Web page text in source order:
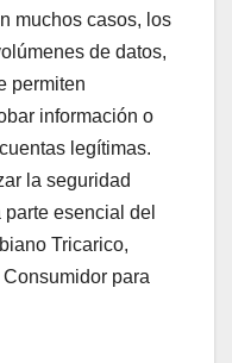
muchos casos, los
de datos,
permiten
información o
legítimas.
la seguridad
esencial del
Tricarico,
para